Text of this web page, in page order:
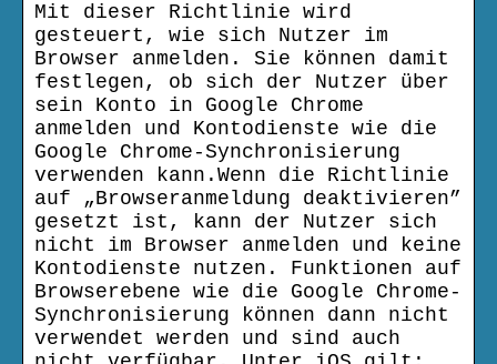
Mit dieser Richtlinie wird
gesteuert, wie sich Nutzer im
Browser anmelden. Sie können damit
festlegen, ob sich der Nutzer über
sein Konto in Google Chrome
anmelden und Kontodienste wie die
Google Chrome-Synchronisierung
verwenden kann.Wenn die Richtlinie
auf „Browseranmeldung deaktivieren”
gesetzt ist, kann der Nutzer sich
nicht im Browser anmelden und keine
Kontodienste nutzen. Funktionen auf
Browserebene wie die Google Chrome-
Synchronisierung können dann nicht
verwendet werden und sind auch